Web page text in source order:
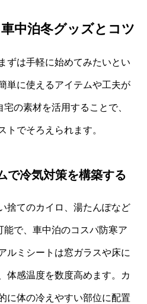
中泊冬グッズとコツ
ずは手軽に始めてみたいとい
単に使えるアイテムや工夫が
の素材を活用することで、
トでそろえられます。
で冷気対策を構築する
捨てのカイロ、湯たんぽなど
で、車中泊のコスパ防寒ア
ルミシートは窓ガラスや床に
体感温度を数度高めます。カ
に体の冷えやすい部位に配置